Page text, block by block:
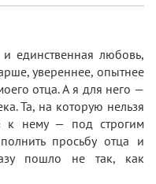
единственная любовь,
увереннее, опытнее
отца. А я для него —
Та, на которую нельзя
к нему — под строгим
просьбу отца и
пошло не так, как